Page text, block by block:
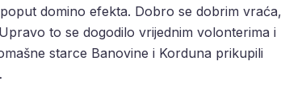
domino efekta. Dobro se dobrim vraća,
to se dogodilo vrijednim volonterima i
starce Banovine i Korduna prikupili